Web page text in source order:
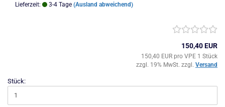
Lieferzeit:
3-4 Tage (Ausland abweichend)
150,40 EUR
150,40 EUR pro VPE 1 Stück
zzgl. 19% MwSt. zzgl. Versand
Stück: